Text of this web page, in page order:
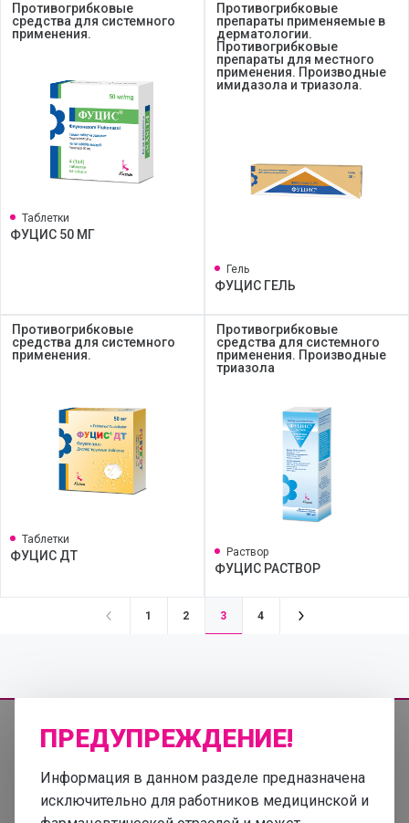
Противогрибковые
средства для системного
применения.
Таблетки
ФУЦИС 50 МГ
Противогрибковые
препараты применяемые в
дерматологии.
Противогрибковые
препараты для местного
применения. Производные
имидазола и триазола.
Гель
ФУЦИС ГЕЛЬ
Противогрибковые
средства для системного
применения.
Таблетки
ФУЦИС ДТ
Противогрибковые
средства для системного
применения. Производные
триазола
Раствор
ФУЦИС РАСТВОР
1 2 3 4
ПРЕДУПРЕЖДЕНИЕ!
Информация в данном разделе предназначена
исключительно для работников медицинской и
Информация, представленная на этом сайте, не должна
использоваться для самодиагностики и лечения и не может
служить заменой консультации врача по вызову.